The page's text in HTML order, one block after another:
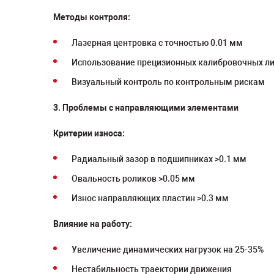
Методы контроля:
Лазерная центровка с точностью 0.01 мм
Использование прецизионных калибровочных
Визуальный контроль по контрольным рискам
3. Проблемы с направляющими элементами
Критерии износа:
Радиальный зазор в подшипниках >0.1 мм
Овальность роликов >0.05 мм
Износ направляющих пластин >0.3 мм
Влияние на работу:
Увеличение динамических нагрузок на 25-35%
Нестабильность траектории движения